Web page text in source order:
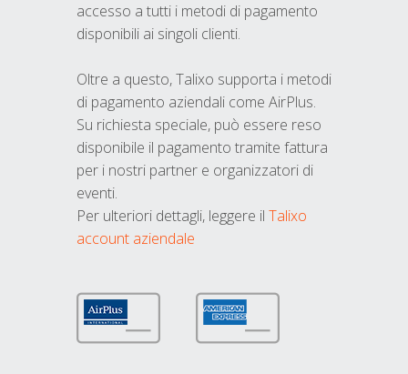
accesso a tutti i metodi di pagamento
disponibili ai singoli clienti.
Oltre a questo, Talixo supporta i metodi
di pagamento aziendali come AirPlus.
Su richiesta speciale, può essere reso
disponibile il pagamento tramite fattura
per i nostri partner e organizzatori di
eventi.
Per ulteriori dettagli, leggere il Talixo
account aziendale